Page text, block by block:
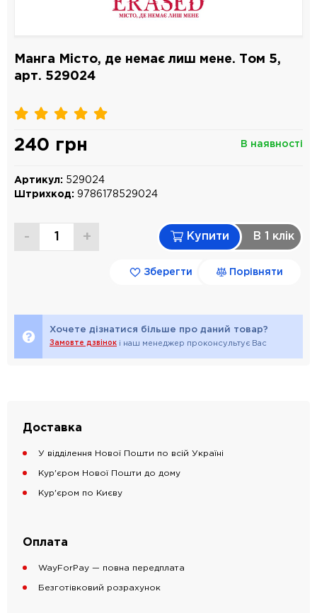
Манга Місто, де немає лиш мене. Том 5,
арт. 529024
В наявності
240 грн
Артикул: 529024
Штрихкод: 9786178529024
- + Купити В 1 клiк
Зберегти Порівняти
Хочете дізнатися більше про даний товар?
Замовте дзвінок і наш менеджер проконсультує Вас
Доставка
У відділення Нової Пошти по всій Україні
Кур'єром Нової Пошти до дому
Кур'єром по Києву
Оплата
WayForPay — повна передплата
Безготівковий розрахунок